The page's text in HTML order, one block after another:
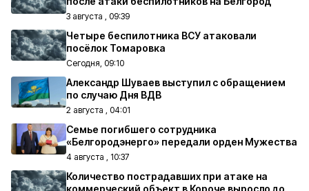
3 августа , 09:39
Четыре беспилотника ВСУ атаковали
посёлок Томаровка
Сегодня, 09:10
Александр Шуваев выступил с обращением
по случаю Дня ВДВ
2 августа , 04:01
Семье погибшего сотрудника
«Белгородэнерго» передали орден Мужества
4 августа , 10:37
Количество пострадавших при атаке на
коммерческий объект в Короче выросло до